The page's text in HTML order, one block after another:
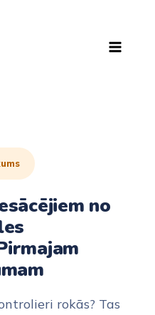
no
rokās? Tas